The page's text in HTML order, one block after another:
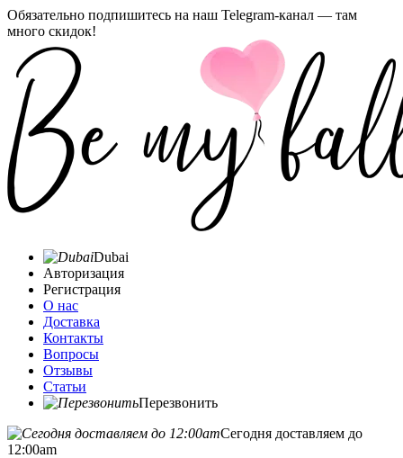
Обязательно подпишитесь на наш Telegram-канал — там
много скидок!
Dubai
Авторизация
Регистрация
О нас
Доставка
Контакты
Вопросы
Отзывы
Статьи
Перезвонить
Сегодня доставляем до
12:00am